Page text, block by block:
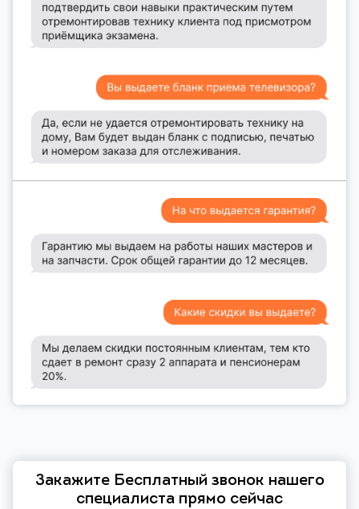
Закажите Бесплатный звонок нашего
специалиста прямо сейчас